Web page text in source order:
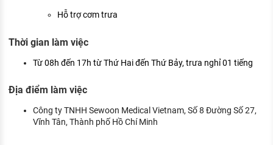
Hỗ trợ cơm trưa
Thời gian làm việc
Từ 08h đến 17h từ Thứ Hai đến Thứ Bảy, trưa nghỉ 01 tiếng
Địa điểm làm việc
Công ty TNHH Sewoon Medical Vietnam, Số 8 Đường Số 27,
Vĩnh Tân, Thành phố Hồ Chí Minh